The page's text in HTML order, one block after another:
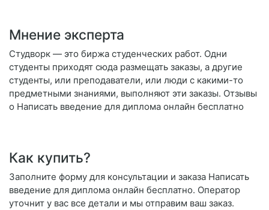
Мнение эксперта
Студворк — это биржа студенческих работ. Одни
студенты приходят сюда размещать заказы, а другие
студенты, или преподаватели, или люди с какими-то
предметными знаниями, выполняют эти заказы. Отзывы
о Написать введение для диплома онлайн бесплатно
Как купить?
Заполните форму для консультации и заказа Написать
введение для диплома онлайн бесплатно. Оператор
уточнит у вас все детали и мы отправим ваш заказ.